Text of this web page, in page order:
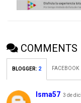
COMMENTS
BLOGGER: 2 FACEBOOK
Isma57 3 de